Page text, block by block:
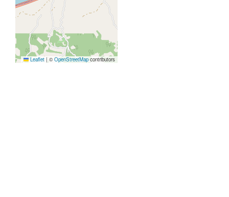
Leaflet | © OpenStreetMap contributors